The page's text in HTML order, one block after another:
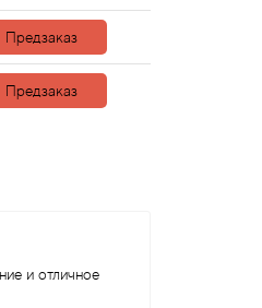
Предзаказ
Предзаказ
и отличное